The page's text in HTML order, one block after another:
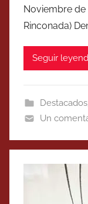
Noviembre de
Rinconada)
Seguir
Destacados
Un